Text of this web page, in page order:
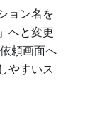
ョン名を
へと変更
頼画面へ
やすいス